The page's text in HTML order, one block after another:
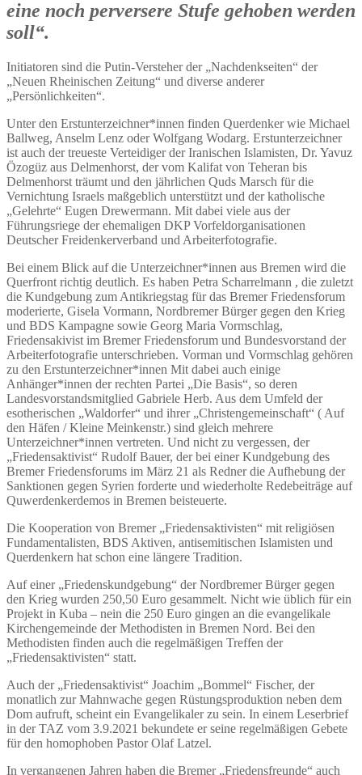
eine noch perversere Stufe gehoben werden
soll“.
Initiatoren sind die Putin-Versteher der „Nachdenkseiten“ der
„Neuen Rheinischen Zeitung“ und diverse anderer
„Persönlichkeiten“.
Unter den Erstunterzeichner*innen finden Querdenker wie Michael
Ballweg, Anselm Lenz oder Wolfgang Wodarg. Erstunterzeichner
ist auch der treueste Verteidiger der Iranischen Islamisten, Dr. Yavuz
Özogüz aus Delmenhorst, der vom Kalifat von Teheran bis
Delmenhorst träumt und den jährlichen Quds Marsch für die
Vernichtung Israels maßgeblich unterstützt und der katholische
„Gelehrte“ Eugen Drewermann. Mit dabei viele aus der
Führungsriege der ehemaligen DKP Vorfeldorganisationen
Deutscher Freidenkerverband und Arbeiterfotografie.
Bei einem Blick auf die Unterzeichner*innen aus Bremen wird die
Querfront richtig deutlich. Es haben Petra Scharrelmann , die zuletzt
die Kundgebung zum Antikriegstag für das Bremer Friedensforum
moderierte, Gisela Vormann, Nordbremer Bürger gegen den Krieg
und BDS Kampagne sowie Georg Maria Vormschlag,
Friedensakivist im Bremer Friedensforum und Bundesvorstand der
Arbeiterfotografie unterschrieben. Vorman und Vormschlag gehören
zu den Erstunterzeichner*innen Mit dabei auch einige
Anhänger*innen der rechten Partei „Die Basis“, so deren
Landesvorstandsmitglied Gabriele Herb. Aus dem Umfeld der
esotherischen „Waldorfer“ und ihrer „Christengemeinschaft“ ( Auf
den Häfen / Kleine Meinkenstr.) sind gleich mehrere
Unterzeichner*innen vertreten. Und nicht zu vergessen, der
„Friedensaktivist“ Rudolf Bauer, der bei einer Kundgebung des
Bremer Friedensforums im März 21 als Redner die Aufhebung der
Sanktionen gegen Syrien forderte und wiederholte Redebeiträge auf
Quwerdenkerdemos in Bremen beisteuerte.
Die Kooperation von Bremer „Friedensaktivisten“ mit religiösen
Fundamentalisten, BDS Aktiven, antisemitischen Islamisten und
Querdenkern hat schon eine längere Tradition.
Auf einer „Friedenskundgebung“ der Nordbremer Bürger gegen
den Krieg wurden 250,50 Euro gesammelt. Nicht wie üblich für ein
Projekt in Kuba – nein die 250 Euro gingen an die evangelikale
Kirchengemeinde der Methodisten in Bremen Nord. Bei den
Methodisten finden auch die regelmäßigen Treffen der
„Friedensaktivisten“ statt.
Auch der „Friedensaktivist“ Joachim „Bommel“ Fischer, der
monatlich zur Mahnwache gegen Rüstungsproduktion neben dem
Dom aufruft, scheint ein Evangelikaler zu sein. In einem Leserbrief
in der TAZ vom 3.9.2021 bekundete er seine regelmäßigen Gebete
für den homophoben Pastor Olaf Latzel.
In vergangenen Jahren haben die Bremer „Friedensfreunde“ auch